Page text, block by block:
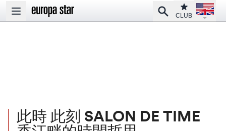
Open main menu
SearchClub
CLUB
Open
此時 此刻 SALON DE TIME